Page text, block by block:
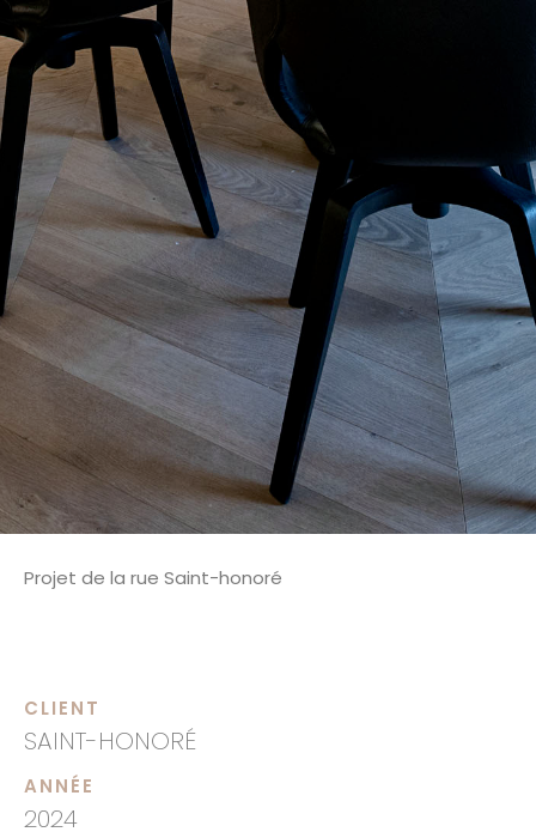
Projet de la rue Saint-honoré
CLIENT
SAINT-HONORÉ
ANNÉE
2024